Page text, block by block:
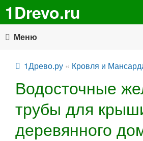
1Drevo.ru
Меню
1Древо.ру « Кровля и
Водосточные
трубы для
деревянного